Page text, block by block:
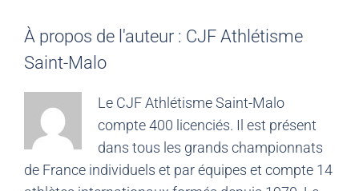
À propos de l'auteur : CJF Athlétisme
Saint-Malo
Le CJF Athlétisme Saint-Malo
compte 400 licenciés. Il est présent
dans tous les grands championnats
de France individuels et par équipes et compte 14